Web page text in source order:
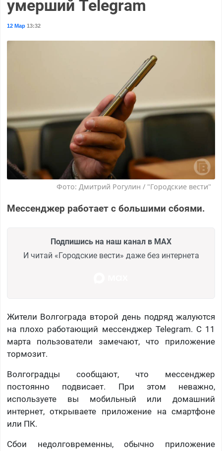
умерший Telegram
12 Мар13:32
Фото: Дмитрий Рогулин / "Городские вести"
Мессенджер работает с большими сбоями.
Подпишись на наш канал в MAX
И читай «Городские вести» даже без интернета
Жители Волгограда второй день подряд жалуются
на плохо работающий мессенджер Telegram. С 11
марта пользователи замечают, что приложение
тормозит.
Волгоградцы сообщают, что мессенджер
постоянно подвисает. При этом неважно,
используете вы мобильный или домашний
интернет, открываете приложение на смартфоне
или ПК.
Сбои недолговременны, обычно приложение